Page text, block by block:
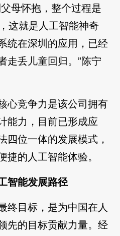
母怀抱，整个过程是
这就是人工智能神奇
统在深圳的应用，已经
走丢儿童回归。”陈宁
心竞争力是该公司拥有
能力，目前已形成应
四位一体的发展模式，
捷的人工智能体验。
智能发展路径
终目标，是为中国在人
先的目标贡献力量。经